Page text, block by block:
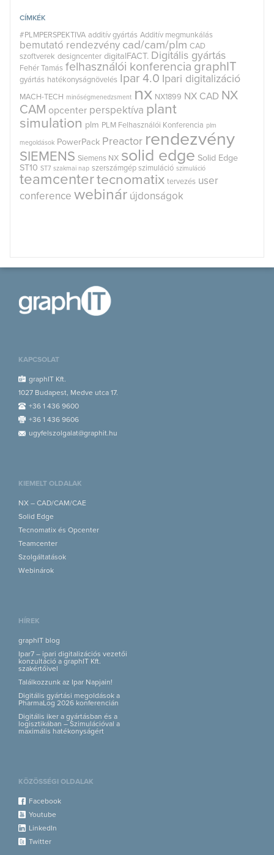
CÍMKÉK
#PLMPERSPEKTIVA additív gyártás Additív megmunkálás
bemutató rendezvény cad/cam/plm CAD
szoftverek designcenter digitalFACT. Digitális gyártás
Fehér Tamás felhasználói konferencia graphIT
gyártás hatékonyságnövelés Ipar 4.0 Ipari digitalizáció
MACH-TECH minőségmenedzsment nx NX1899 NX CAD NX
CAM opcenter perspektíva plant
simulation plm PLM Felhasználói Konferencia plm
megoldások PowerPack Preactor rendezvény
SIEMENS Siemens NX solid edge Solid Edge
ST10 ST7 szakmai nap szerszámgép szimuláció szimuláció
teamcentertecnomatix tervezés user
conference webinár újdonságok
KAPCSOLAT
graphIT Kft.
1027 Budapest, Medve utca 17.
+36 1 436 9600
+36 1 436 9606
ugyfelszolgalat@graphit.hu
KIEMELT OLDALAK
NX – CAD/CAM/CAE
Solid Edge
Tecnomatix és Opcenter
Teamcenter
Szolgáltatások
Webinárok
HÍREK
graphIT blog
Ipar7 – ipari digitalizációs vezetői
konzultáció a graphIT Kft.
szakértőivel
Találkozzunk az Ipar Napjain!
Digitális gyártási megoldások a
PharmaLog 2026 konferencián
Digitális iker a gyártásban és a
logisztikában – Szimulációval a
maximális hatékonyságért
KÖZÖSSÉGI OLDALAK
Facebook
Youtube
LinkedIn
Twitter